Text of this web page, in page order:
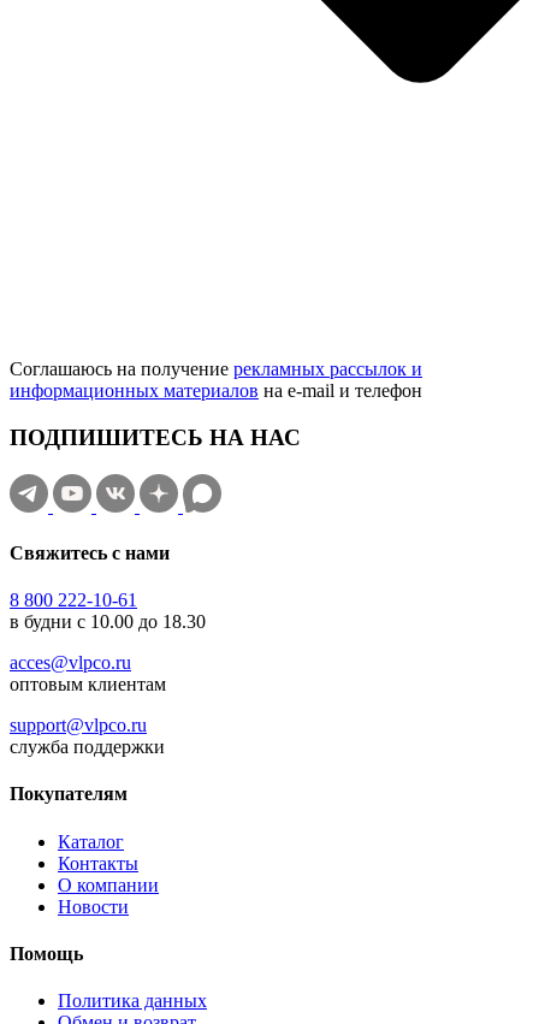
Соглашаюсь на получение рекламных рассылок и
информационных материалов на e‑mail и телефон
ПОДПИШИТЕСЬ НА НАС
Свяжитесь с нами
8 800 222-10-61
в будни с 10.00 до 18.30
acces@vlpco.ru
оптовым клиентам
support@vlpco.ru
служба поддержки
Покупателям
Каталог
Контакты
О компании
Новости
Помощь
Политика данных